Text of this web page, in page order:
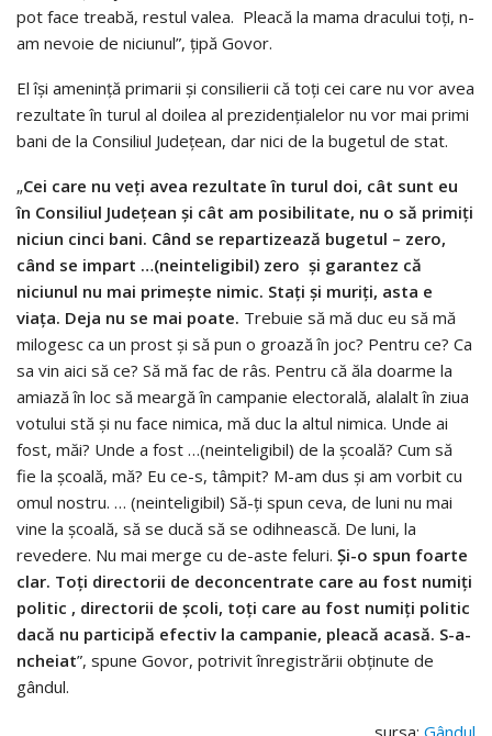
pot face treabă, restul valea. Pleacă la mama dracului toţi, n-
am nevoie de niciunul”, ţipă Govor.
El îşi ameninţă primarii şi consilierii că toţi cei care nu vor avea
rezultate în turul al doilea al prezidenţialelor nu vor mai primi
bani de la Consiliul Judeţean, dar nici de la bugetul de stat.
„Cei care nu veţi avea rezultate în turul doi, cât sunt eu
în Consiliul Judeţean şi cât am posibilitate, nu o să primiţi
niciun cinci bani. Când se repartizează bugetul – zero,
când se impart …(neinteligibil) zero şi garantez că
niciunul nu mai primeşte nimic. Staţi şi muriţi, asta e
viaţa. Deja nu se mai poate. Trebuie să mă duc eu să mă
milogesc ca un prost şi să pun o groază în joc? Pentru ce? Ca
sa vin aici să ce? Să mă fac de râs. Pentru că ăla doarme la
amiază în loc să meargă în campanie electorală, alalalt în ziua
votului stă şi nu face nimica, mă duc la altul nimica. Unde ai
fost, măi? Unde a fost …(neinteligibil) de la şcoală? Cum să
fie la şcoală, mă? Eu ce-s, tâmpit? M-am dus şi am vorbit cu
omul nostru. … (neinteligibil) Să-ţi spun ceva, de luni nu mai
vine la şcoală, să se ducă să se odihnească. De luni, la
revedere. Nu mai merge cu de-aste feluri. Şi-o spun foarte
clar. Toţi directorii de deconcentrate care au fost numiţi
politic , directorii de şcoli, toţi care au fost numiţi politic
dacă nu participă efectiv la campanie, pleacă acasă. S-a-
ncheiat”, spune Govor, potrivit înregistrării obţinute de
gândul.